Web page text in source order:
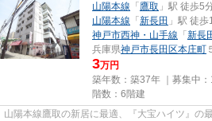
山陽本線 「 鷹取 」駅 徒歩5
山陽本線 「 新長田 」駅 徒
神戸市西神・山手線 「 新長
兵庫県神戸市長田区本庄町
3万円
築年数：築37年 ｜募集中：
階数：6階建
山陽本線鷹取の新居に最適、『大宝ハイツ』の